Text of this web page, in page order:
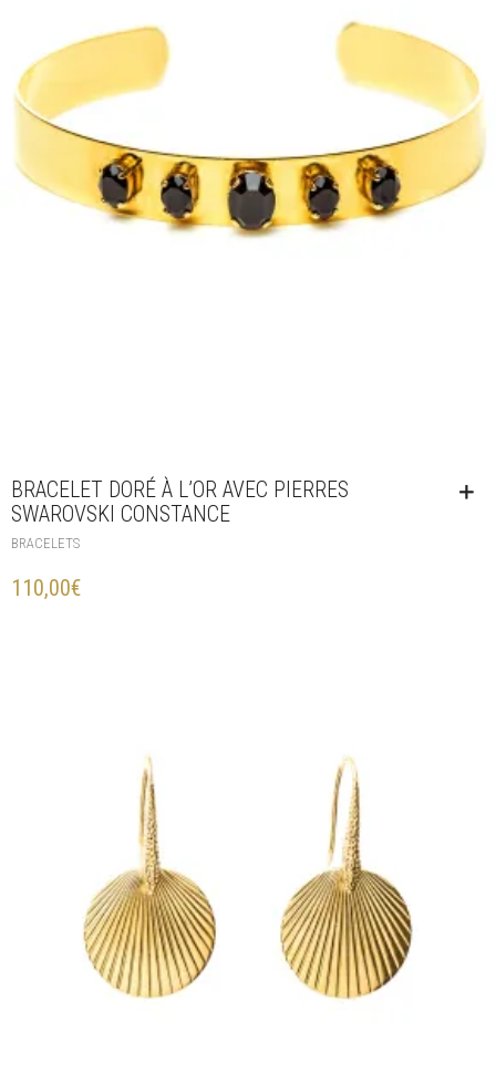
BRACELET DORÉ À L’OR AVEC PIERRES
SWAROVSKI CONSTANCE
BRACELETS
110,00€